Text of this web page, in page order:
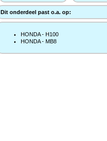
Dit onderdeel past o.a. op:
HONDA - H100
HONDA - MB8